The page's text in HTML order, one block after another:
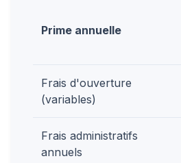
Prime annuelle
Frais d'ouverture
(variables)
Frais administratifs
annuels